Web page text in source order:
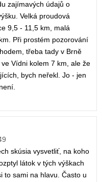
zajímavých údajů o
Velká proudová
9,5 - 11,5 km, malá
Při prostém pozorování
třeba tady v Brně
Vídni kolem 7 km, ale že
bych neřekl. Jo - jen
skúsia vysvetliť, na koho
látok v tých výškach
to sami na hlavu. Často u